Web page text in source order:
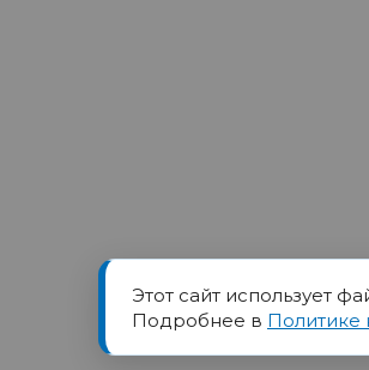
Этот сайт использует
Подробнее в Политике